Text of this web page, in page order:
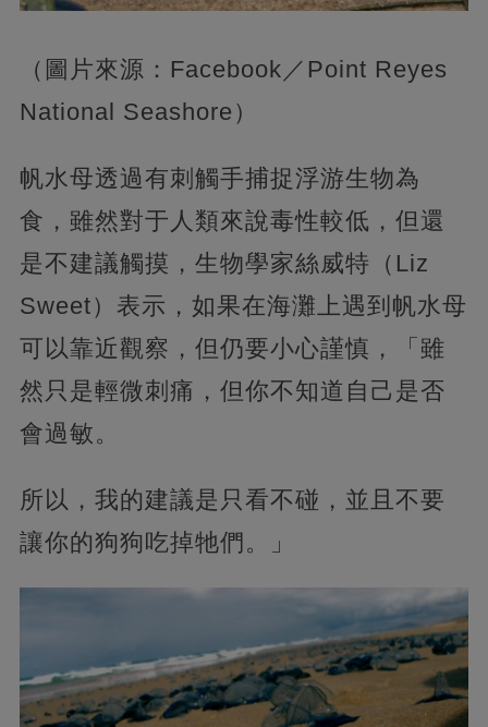
（圖片來源：Facebook／Point Reyes
National Seashore）
帆水母透過有刺觸手捕捉浮游生物為
食，雖然對于人類來說毒性較低，但還
是不建議觸摸，生物學家絲威特（Liz
Sweet）表示，如果在海灘上遇到帆水母
可以靠近觀察，但仍要小心謹慎，「雖
然只是輕微刺痛，但你不知道自己是否
會過敏。
所以，我的建議是只看不碰，並且不要
讓你的狗狗吃掉牠們。」